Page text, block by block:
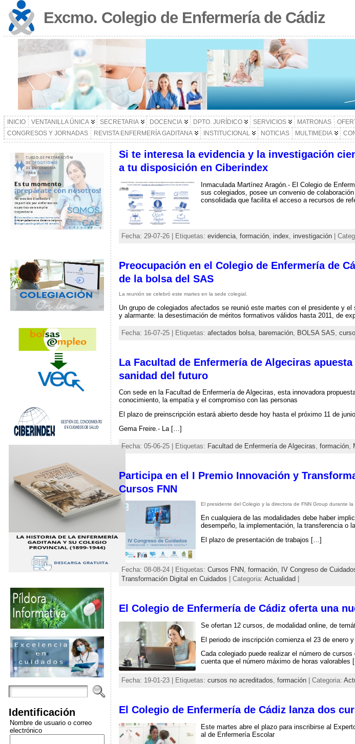
Excmo. Colegio de Enfermería de Cádiz
INICIO VENTANILLA ÚNICA SECRETARIA DOCENCIA DPTO. JURÍDICO SERVICIOS MATRONAS
CONGRESOS Y JORNADAS
REVISTA ENFERMERÍA GADITANA INSTITUCIONAL NOTICIAS MULTIMEDIA
Identificación
Nombre de usuario o correo
electrónico
Si te interesa la evidencia y la investigación
a tu disposición en Ciberindex
Inmaculada Martínez Aragón.- El Colegio de
sus colegiados, posee un convenio de
consolidada que facilita el acceso a recursos de
Fecha: 29-07-26 | Etiquetas: evidencia, formación, index investigación|
Preocupación en el Colegio de Enfermería de
de la bolsa del SAS
La reunión se celebró este martes en la sede colegial.
Un grupo de colegiados afectados se reunió este martes con el presidente y
y alarmante: la desestimación de méritos formativos válidos hasta 2011, de
Fecha: 16-07-25 | Etiquetas: afectados bolsa, baremación, BOLSA SAS
La Facultad de Enfermería de Algeciras
sanidad del futuro
Con sede en la Facultad de Enfermería de Algeciras, esta innovadora
conocimiento, la empatía y el compromiso con las personas
El plazo de preinscripción estará abierto desde hoy hasta el próximo 11 de
Gema Freire.- La […]
Fecha: 05-06-25 | Etiquetas: Facultad de Enfermería de Algeciras formación,
Participa en el I Premio Innovación y
Cursos FNN
El presidente del Colegio y la directora de FNN Group durante
En cualquiera de las modalidades debe haber
desempeño, la implementación, la transferencia o
El plazo de presentación de trabajos […]
Fecha: 08-08-24 | Etiquetas: Cursos FNN, formación, IV Congreso de
Transformación Digital en Cuidados | Categoria: Actualidad
El Colegio de Enfermería de Cádiz oferta una
Se ofertan 12 cursos, de modalidad online, de
El periodo de inscripción comienza el 23 de enero
Cada colegiado puede realizar el número de
cuenta que el número máximo de horas valorables
Fecha: 19-01-23 | Etiquetas: cursos no acreditados formación| Categoria:
El Colegio de Enfermería de Cádiz lanza dos
Este martes abre el plazo para inscribirse al
al de Enfermería Escolar